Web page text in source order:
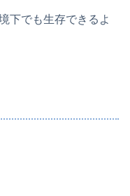
下でも生存できるよ